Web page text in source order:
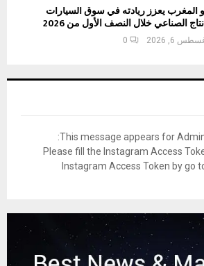
المغرب يعزز ريادته في سوق السيارات
الصناعي خلال النصف الأول من 2026
6, 2026
0
This message appears for
Please fill the Instagram Access
Instagram Access Token by go